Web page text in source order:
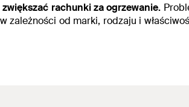
rachunki za ogrzewanie.
zależności od marki, rodzaju i